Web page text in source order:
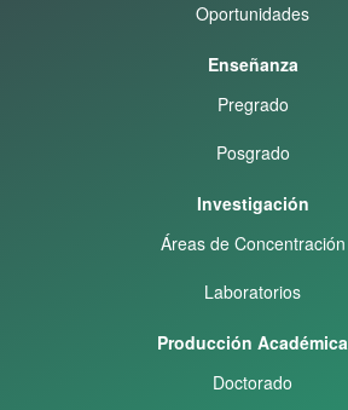
Oportunidades
Enseñanza
Pregrado
Posgrado
Investigación
Áreas de Concentración
Laboratorios
Producción Académica
Doctorado